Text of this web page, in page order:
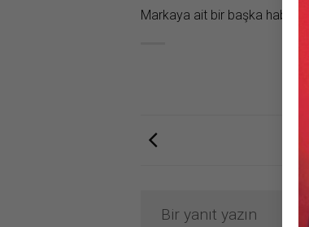
Markaya ait bir başka haber
Bir yanıt yazın